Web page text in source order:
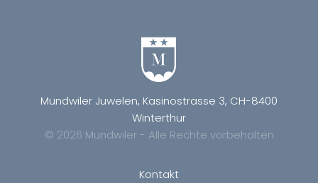
Mundwiler Juwelen, Kasinostrasse 3, CH-8400
Winterthur
© 2026 Mundwiler - Alle Rechte vorbehalten
Kontakt